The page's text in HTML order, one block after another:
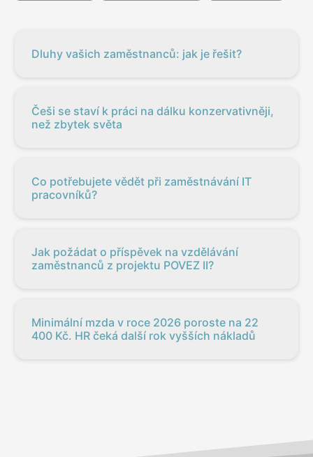
Dluhy vašich zaměstnanců: jak je řešit?
Češi se staví k práci na dálku konzervativněji,
než zbytek světa
Co potřebujete vědět při zaměstnávání IT
pracovníků?
Jak požádat o příspěvek na vzdělávání
zaměstnanců z projektu POVEZ II?
Minimální mzda v roce 2026 poroste na 22
400 Kč. HR čeká další rok vyšších nákladů